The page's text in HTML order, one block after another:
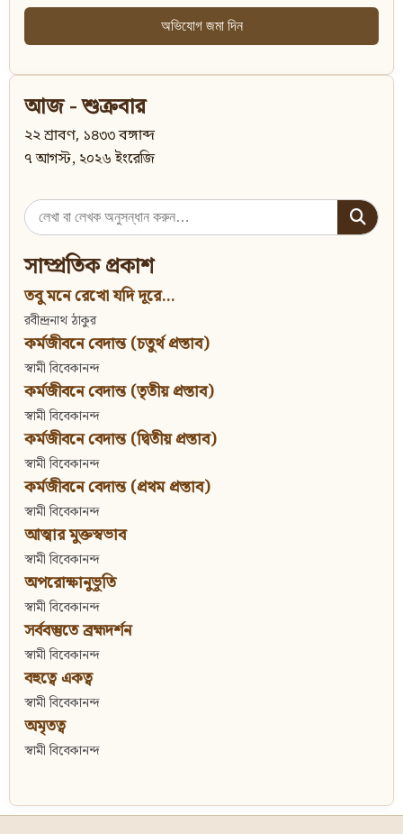
অভিযোগ জমা দিন
আজ - শুক্রবার
২২ শ্রাবণ, ১৪৩৩ বঙ্গাব্দ
৭ আগস্ট, ২০২৬ ইংরেজি
Search
for:
সাম্প্রতিক প্রকাশ
তবু মনে রেখো যদি দূরে...
রবীন্দ্রনাথ ঠাকুর
কর্মজীবনে বেদান্ত (চতুর্থ প্রস্তাব)
স্বামী বিবেকানন্দ
কর্মজীবনে বেদান্ত (তৃতীয় প্রস্তাব)
স্বামী বিবেকানন্দ
কর্মজীবনে বেদান্ত (দ্বিতীয় প্রস্তাব)
স্বামী বিবেকানন্দ
কর্মজীবনে বেদান্ত (প্রথম প্রস্তাব)
স্বামী বিবেকানন্দ
আত্মার মুক্তস্বভাব
স্বামী বিবেকানন্দ
অপরোক্ষানুভূতি
স্বামী বিবেকানন্দ
সর্ববস্তুতে ব্রহ্মদর্শন
স্বামী বিবেকানন্দ
বহুত্বে একত্ব
স্বামী বিবেকানন্দ
অমৃতত্ব
স্বামী বিবেকানন্দ